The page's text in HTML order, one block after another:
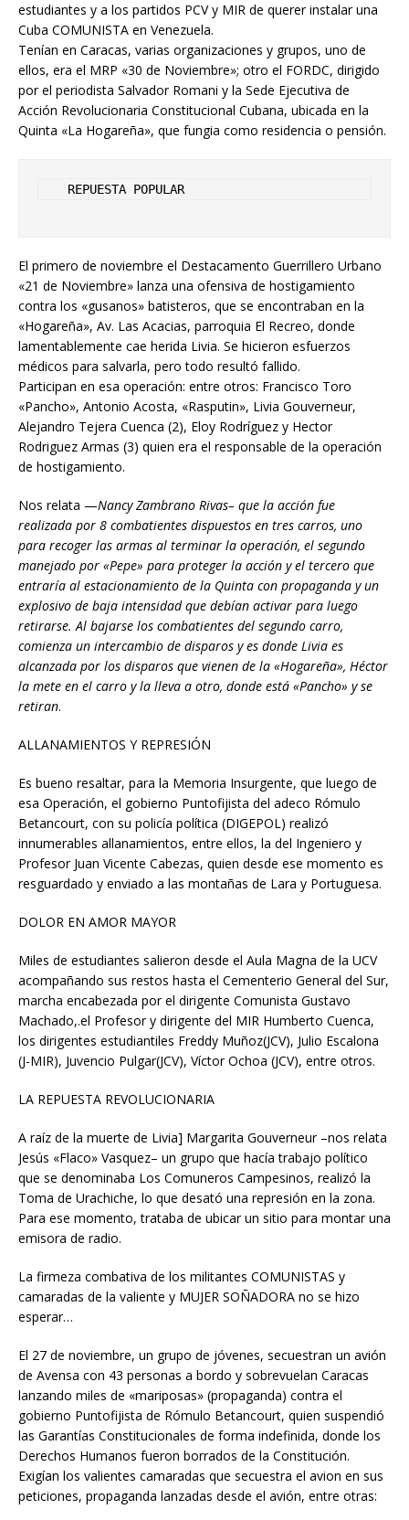
estudiantes y a los partidos PCV y MIR de querer instalar una
Cuba COMUNISTA en Venezuela.
Tenían en Caracas, varias organizaciones y grupos, uno de
ellos, era el MRP «30 de Noviembre»; otro el FORDC, dirigido
por el periodista Salvador Romani y la Sede Ejecutiva de
Acción Revolucionaria Constitucional Cubana, ubicada en la
Quinta «La Hogareña», que fungia como residencia o pensión.
    REPUESTA POPULAR
El primero de noviembre el Destacamento Guerrillero Urbano
«21 de Noviembre» lanza una ofensiva de hostigamiento
contra los «gusanos» batisteros, que se encontraban en la
«Hogareña», Av. Las Acacias, parroquia El Recreo, donde
lamentablemente cae herida Livia. Se hicieron esfuerzos
médicos para salvarla, pero todo resultó fallido.
Participan en esa operación: entre otros: Francisco Toro
«Pancho», Antonio Acosta, «Rasputin», Livia Gouverneur,
Alejandro Tejera Cuenca (2), Eloy Rodríguez y Hector
Rodriguez Armas (3) quien era el responsable de la operación
de hostigamiento.
Nos relata —Nancy Zambrano Rivas– que la acción fue
realizada por 8 combatientes dispuestos en tres carros, uno
para recoger las armas al terminar la operación, el segundo
manejado por «Pepe» para proteger la acción y el tercero que
entraría al estacionamiento de la Quinta con propaganda y un
explosivo de baja intensidad que debían activar para luego
retirarse. Al bajarse los combatientes del segundo carro,
comienza un intercambio de disparos y es donde Livia es
alcanzada por los disparos que vienen de la «Hogareña», Héctor
la mete en el carro y la lleva a otro, donde está «Pancho» y se
retiran.
ALLANAMIENTOS Y REPRESIÓN
Es bueno resaltar, para la Memoria Insurgente, que luego de
esa Operación, el gobierno Puntofijista del adeco Rómulo
Betancourt, con su policía política (DIGEPOL) realizó
innumerables allanamientos, entre ellos, la del Ingeniero y
Profesor Juan Vicente Cabezas, quien desde ese momento es
resguardado y enviado a las montañas de Lara y Portuguesa.
DOLOR EN AMOR MAYOR
Miles de estudiantes salieron desde el Aula Magna de la UCV
acompañando sus restos hasta el Cementerio General del Sur,
marcha encabezada por el dirigente Comunista Gustavo
Machado,.el Profesor y dirigente del MIR Humberto Cuenca,
los dirigentes estudiantiles Freddy Muñoz(JCV), Julio Escalona
(J-MIR), Juvencio Pulgar(JCV), Víctor Ochoa (JCV), entre otros.
LA REPUESTA REVOLUCIONARIA
A raíz de la muerte de Livia] Margarita Gouverneur –nos relata
Jesús «Flaco» Vasquez– un grupo que hacía trabajo político
que se denominaba Los Comuneros Campesinos, realizó la
Toma de Urachiche, lo que desató una represión en la zona.
Para ese momento, trataba de ubicar un sitio para montar una
emisora de radio.
La firmeza combativa de los militantes COMUNISTAS y
camaradas de la valiente y MUJER SOÑADORA no se hizo
esperar…
El 27 de noviembre, un grupo de jóvenes, secuestran un avión
de Avensa con 43 personas a bordo y sobrevuelan Caracas
lanzando miles de «mariposas» (propaganda) contra el
gobierno Puntofijista de Rómulo Betancourt, quien suspendió
las Garantías Constitucionales de forma indefinida, donde los
Derechos Humanos fueron borrados de la Constitución.
Exigían los valientes camaradas que secuestra el avion en sus
peticiones, propaganda lanzadas desde el avión, entre otras: